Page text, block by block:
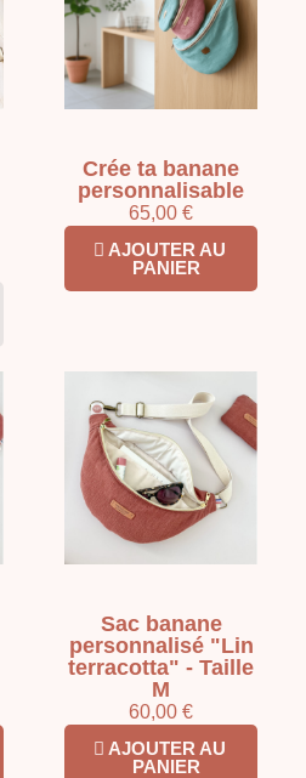
Crée ta banane
personnalisable
65,00 €
AJOUTER AU
PANIER
Sac banane
personnalisé "Lin
terracotta" - Taille
M
60,00 €
AJOUTER AU
PANIER